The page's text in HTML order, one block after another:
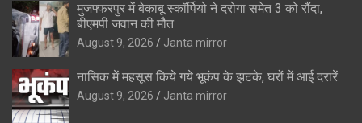
मुजफ्फरपुर में बेकाबू स्कॉर्पियो ने दरोगा समेत 3 को रौंदा,
बीएमपी जवान की मौत
August 9, 2026 Janta mirror
नासिक में महसूस किये गये भूकंप के झटके, घरों में आई दरारें
August 9, 2026 Janta mirror